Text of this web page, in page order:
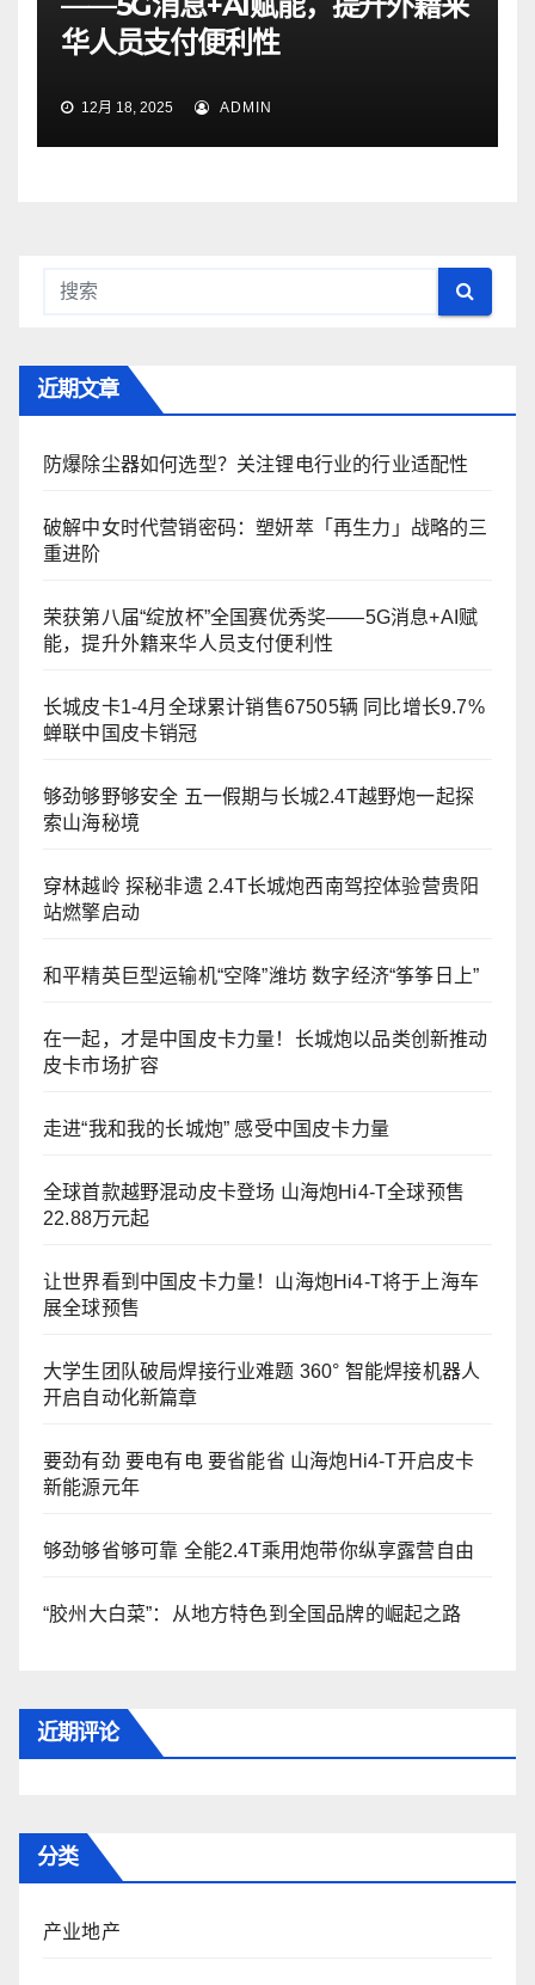
华人员支付便利性
12月 18, 2025 ADMIN
近期文章
防爆除尘器如何选型？关注锂电行业的行业适配性
破解中女时代营销密码：塑妍萃「再生力」战略的三
重进阶
荣获第八届“绽放杯”全国赛优秀奖——5G消息+AI赋
能，提升外籍来华人员支付便利性
长城皮卡1-4月全球累计销售67505辆 同比增长9.7%
蝉联中国皮卡销冠
够劲够野够安全 五一假期与长城2.4T越野炮一起探
索山海秘境
穿林越岭 探秘非遗 2.4T长城炮西南驾控体验营贵阳
站燃擎启动
和平精英巨型运输机“空降”潍坊 数字经济“筝筝日上”
在一起，才是中国皮卡力量！长城炮以品类创新推动
皮卡市场扩容
走进“我和我的长城炮” 感受中国皮卡力量
全球首款越野混动皮卡登场 山海炮Hi4-T全球预售
22.88万元起
让世界看到中国皮卡力量！山海炮Hi4-T将于上海车
展全球预售
大学生团队破局焊接行业难题 360° 智能焊接机器人
开启自动化新篇章
要劲有劲 要电有电 要省能省 山海炮Hi4-T开启皮卡
新能源元年
够劲够省够可靠 全能2.4T乘用炮带你纵享露营自由
“胶州大白菜”：从地方特色到全国品牌的崛起之路
近期评论
分类
产业地产